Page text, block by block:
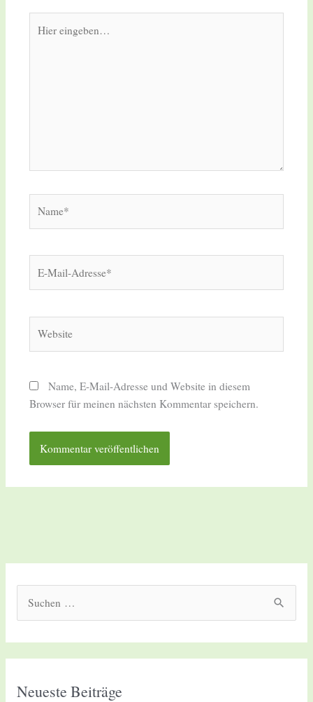
eingeben…
Mail-
Name, E-Mail-Adresse und Website in diesem
Browser für meinen nächsten Kommentar speichern.
h
Neueste Beiträge